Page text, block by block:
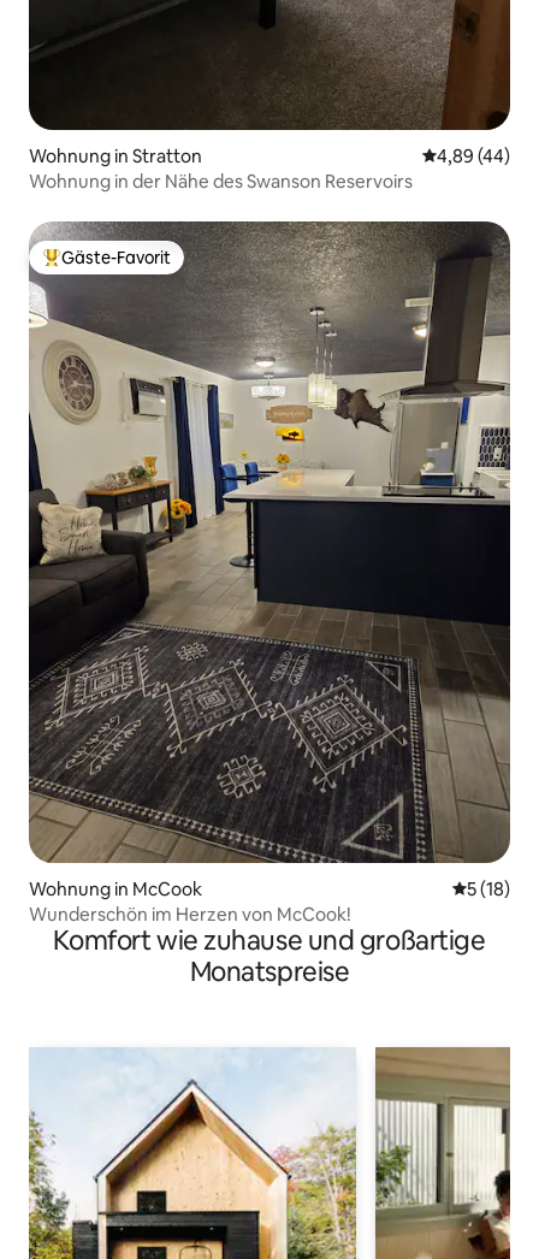
Wohnung in Stratton
4,89 (44)
Wohnung in der Nähe des Swanson Reservoirs
Beliebter Gäste-Favorit.
Gäste-Favorit
Wohnung in McCook
5 (18)
Wunderschön im Herzen von McCook!
Komfort wie zuhause und großartige
Monatspreise